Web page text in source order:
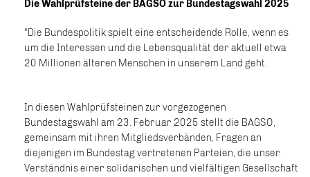
Die Wahlprüfsteine der BAGSO zur Bundestagswahl 2025
"Die Bundespolitik spielt eine entscheidende Rolle, wenn es
um die Interessen und die Lebensqualität der aktuell etwa
20 Millionen älteren Menschen in unserem Land geht.
In diesen Wahlprüfsteinen zur vorgezogenen
Bundestagswahl am 23. Februar 2025 stellt die BAGSO,
gemeinsam mit ihren Mitgliedsverbänden, Fragen an
diejenigen im Bundestag vertretenen Parteien, die unser
Verständnis einer solidarischen und vielfältigen Gesellschaft